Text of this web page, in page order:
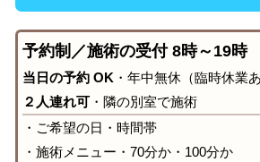
予約制／施術の受付 8時～19時
当日の予約 OK ・年中無休（臨時休業あ
２人連れ可・隣の別室で施術
・ご希望の日・時間帯
・施術メニュー・70分か・100分か